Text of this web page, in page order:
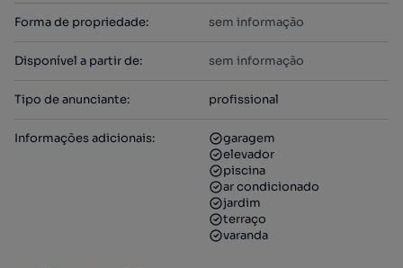
Forma de propriedade: sem informação
Disponível a partir de: sem informação
Tipo de anunciante: profissional
Informações adicionais:
garagem
elevador
piscina
ar condicionado
jardim
terraço
varanda